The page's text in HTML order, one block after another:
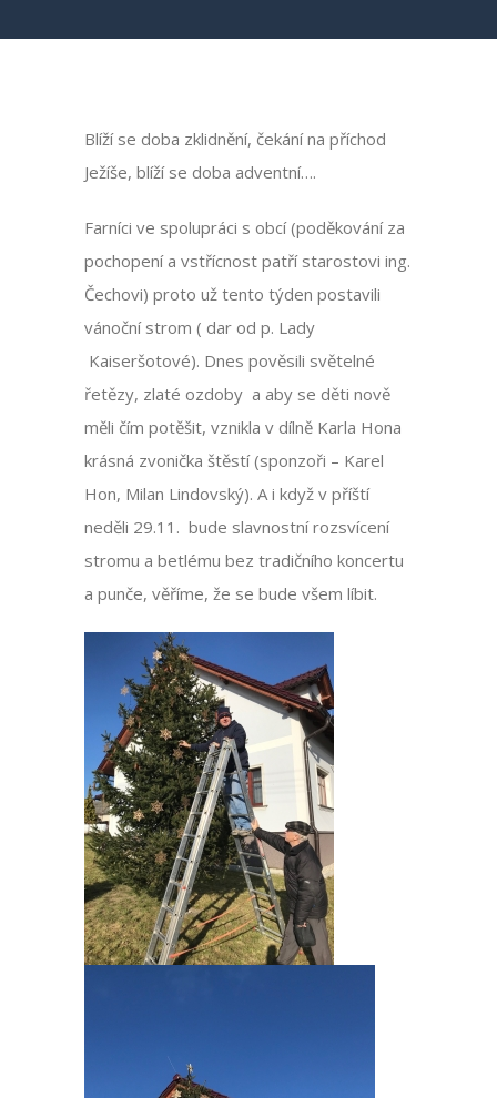
Blíží se doba zklidnění, čekání na příchod
Ježíše, blíží se doba adventní….
Farníci ve spolupráci s obcí (poděkování za
pochopení a vstřícnost patří starostovi ing.
Čechovi) proto už tento týden postavili
vánoční strom ( dar od p. Lady
Kaiseršotové). Dnes pověsili světelné
řetězy, zlaté ozdoby a aby se děti nově
měli čím potěšit, vznikla v dílně Karla Hona
krásná zvonička štěstí (sponzoři – Karel
Hon, Milan Lindovský). A i když v příští
neděli 29.11. bude slavnostní rozsvícení
stromu a betlému bez tradičního koncertu
a punče, věříme, že se bude všem líbit.